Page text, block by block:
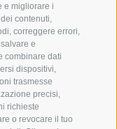
e migliorare i
contenuti,
correggere errori,
e
combinare dati
dispositivi,
trasmesse
precisi,
richieste
o revocare il tuo
ALTA
BIKE
FONDO
ACQUA DA